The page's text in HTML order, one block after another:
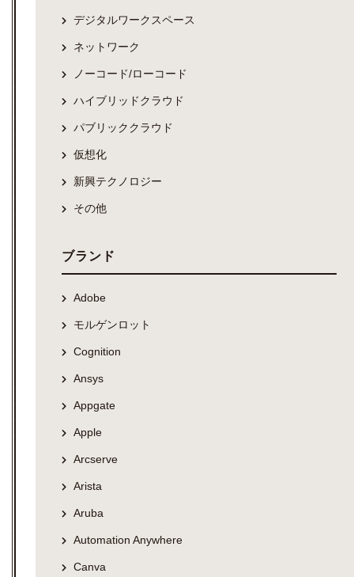
デジタルワークスペース
ネットワーク
ノーコード/ローコード
ハイブリッドクラウド
パブリッククラウド
仮想化
新興テクノロジー
その他
ブランド
Adobe
モルゲンロット
Cognition
Ansys
Appgate
Apple
Arcserve
Arista
Aruba
Automation Anywhere
Canva